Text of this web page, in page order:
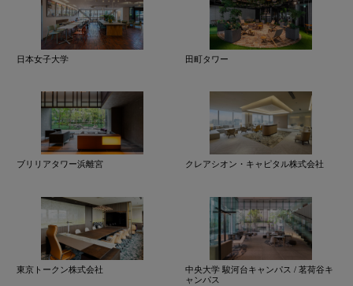
日本女子大学 田町タワー
ブリリアタワー浜離宮 クレアシオン・キャピタル株式会社
東京トークン株式会社
中央大学 駿河台キャンパス / 茗荷谷キ
ャンパス